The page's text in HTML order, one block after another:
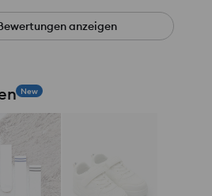
anzeigen
New